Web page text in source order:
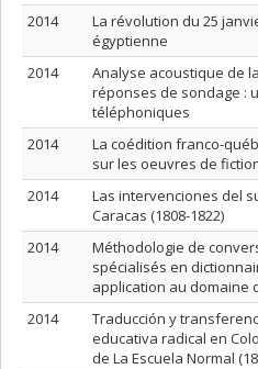
2014
La révolution du 25
égyptienne
2014
Analyse acoustique de
réponses de sondage :
téléphoniques
2014
La coédition franco-
sur les oeuvres de
2014
Las intervenciones del
Caracas (1808-1822)
2014
Méthodologie de
spécialisés en
application au domaine
2014
Traducción y
educativa radical en
de La Escuela Normal